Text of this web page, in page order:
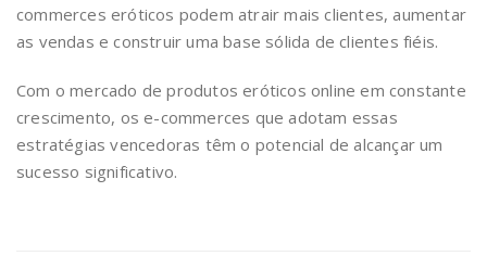
commerces eróticos podem atrair mais clientes, aumentar
as vendas e construir uma base sólida de clientes fiéis.
Com o mercado de produtos eróticos online em constante
crescimento, os e-commerces que adotam essas
estratégias vencedoras têm o potencial de alcançar um
sucesso significativo.